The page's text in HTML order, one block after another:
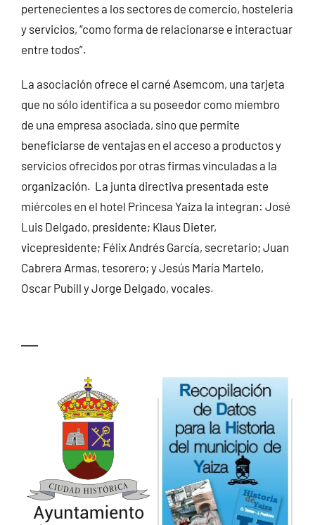
pertenecientes a los sectores de comercio, hostelería
y servicios, “como forma de relacionarse e interactuar
entre todos”.
La asociación ofrece el carné Asemcom, una tarjeta
que no sólo identifica a su poseedor como miembro
de una empresa asociada, sino que permite
beneficiarse de ventajas en el acceso a productos y
servicios ofrecidos por otras firmas vinculadas a la
organización. La junta directiva presentada este
miércoles en el hotel Princesa Yaiza la integran: José
Luis Delgado, presidente; Klaus Dieter,
vicepresidente; Félix Andrés García, secretario; Juan
Cabrera Armas, tesorero; y Jesús María Martelo,
Oscar Pubill y Jorge Delgado, vocales.
—